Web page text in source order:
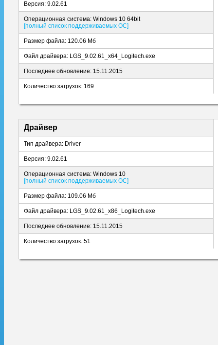
Версия: 9.02.61
Операционная система: Windows 10 64bit
[полный список поддерживаемых ОС]
Размер файла: 120.06 Мб
Файл драйвера: LGS_9.02.61_x64_Logitech.exe
Последнее обновление: 15.11.2015
Количество загрузок: 169
Драйвер
Тип драйвера: Driver
Версия: 9.02.61
Операционная система: Windows 10
[полный список поддерживаемых ОС]
Размер файла: 109.06 Мб
Файл драйвера: LGS_9.02.61_x86_Logitech.exe
Последнее обновление: 15.11.2015
Количество загрузок: 51